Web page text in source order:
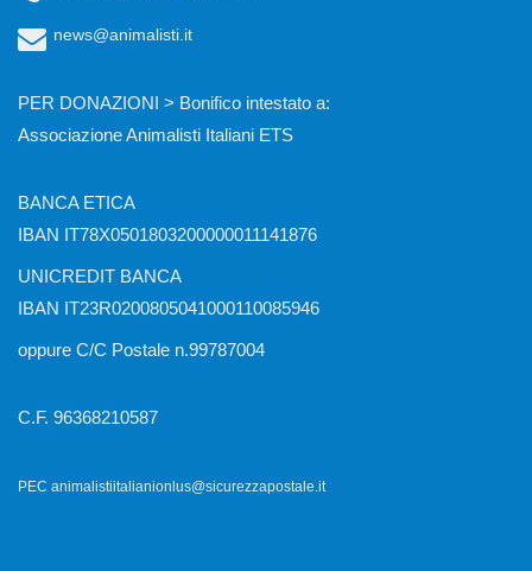
news@animalisti.it
PER DONAZIONI > Bonifico intestato a:
Associazione Animalisti Italiani ETS
BANCA ETICA
IBAN IT78X0501803200000011141876
UNICREDIT BANCA
IBAN IT23R0200805041000110085946
oppure C/C Postale n.99787004
C.F. 96368210587
PEC animalistiitalianionlus@sicurezzapostale.it